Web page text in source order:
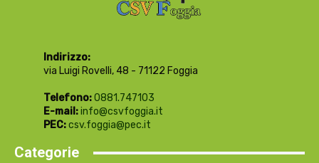
Indirizzo:
via Luigi Rovelli, 48 - 71122 Foggia
Telefono:0881.747103
E-mail:info@csvfoggia.it
PEC:csv.foggia@pec.it
Categorie